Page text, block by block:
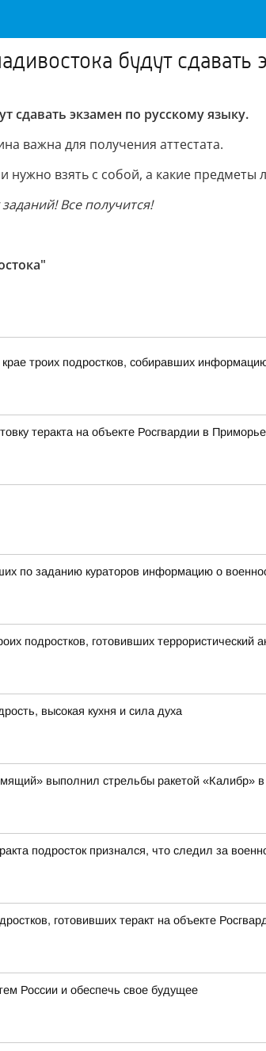
будут
сдавать экзамен по русскому языку.
важна для получения аттестата.
взять с собой, а какие предметы
Все получится!
троих подростков, собиравших
теракта на объекте Росгвардии в Приморье
по заданию кураторов информацию о
подростков, готовивших
высокая кухня и сила духа
выполнил стрельбы ракетой «Калибр»
подросток признался, что следил за
готовивших теракт на объекте
России и обеспечь свое будущее